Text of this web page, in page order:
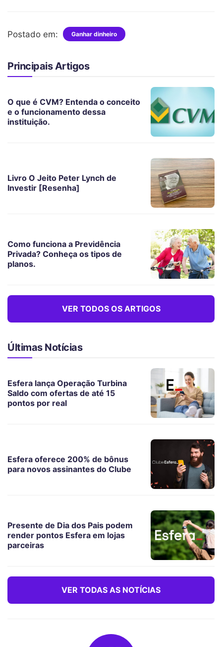
Postado em: Ganhar dinheiro
Principais Artigos
O que é CVM? Entenda o conceito
e o funcionamento dessa
instituição.
Livro O Jeito Peter Lynch de
Investir [Resenha]
Como funciona a Previdência
Privada? Conheça os tipos de
planos.
VER TODOS OS ARTIGOS
Últimas Notícias
Esfera lança Operação Turbina
Saldo com ofertas de até 15
pontos por real
Esfera oferece 200% de bônus
para novos assinantes do Clube
Presente de Dia dos Pais podem
render pontos Esfera em lojas
parceiras
VER TODAS AS NOTÍCIAS